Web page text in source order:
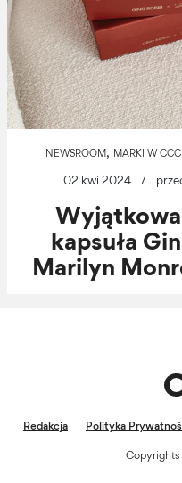
NEWSROOM, MARKI W CCC
02 kwi 2024 /
kapsuła
Marilyn
Redakcja Polityka